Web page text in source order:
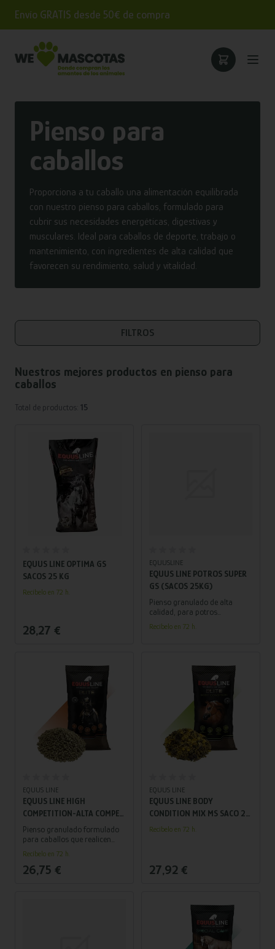
Envío GRATIS desde 50€ de compra
Pienso para
caballos
Proporciona a tu caballo una alimentación equilibrada
con nuestro pienso para caballos, formulado para
cubrir sus necesidades energéticas, digestivas y
musculares. Ideal para caballos de deporte, trabajo o
mantenimiento, con ingredientes de alta calidad que
favorecen su rendimiento, salud y vitalidad.
FILTROS
Nuestros mejores productos en pienso para
caballos
Total de productos: 15
EQUUS LINE OPTIMA GS
SACOS 25 KG
Recíbelo en 72 h.
28,27 €
EQUUSLINE
EQUUS LINE POTROS SUPER
GS (SACOS 25KG)
Pienso granulado de alta
calidad, para potros
específico para el crecimiento
hasta su edad adulta.
aminoácidos, que ayudan a
madurar el sistema muscular,
óseo, y articular de manera
adecuada aportando la
crecimiento.
Recíbelo en 72 h.
EQUUS LINE
EQUUS LINE HIGH
COMPETITION-ALTA COMPET
GS SACO 20 KG
Pienso granulado formulado
para caballos que realicen
una actividad física intensa,
que necesiten un gran aporte
energético con la combinación
perfecta de vitaminas y
Recíbelo en 72 h.
26,75 €
EQUUS LINE
EQUUS LINE BODY
CONDITION MIX MS SACO 20
KG
Recíbelo en 72 h.
27,92 €